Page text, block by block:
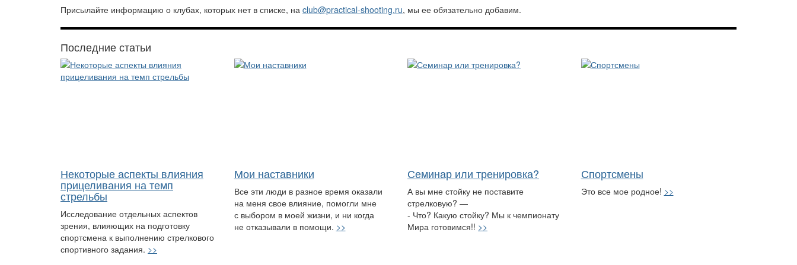
Присылайте информацию о клубах, которых нет в списке, на club@practical-shooting.ru, мы ее обязательно добавим.
Последние статьи
Некоторые аспекты влияния
прицеливания на темп
стрельбы
Исследование отдельных аспектов
зрения, влияющих на подготовку
спортсмена к выполнению стрелкового
спортивного задания. >>
Мои наставники
Все эти люди в разное время оказали
на меня свое влияние, помогли мне
с выбором в моей жизни, и ни когда
не отказывали в помощи. >>
Семинар или тренировка?
А вы мне стойку не поставите
стрелковую? —
- Что? Какую стойку? Мы к чемпионату
Мира готовимся!! >>
Спортсмены
Это все мое родное! >>